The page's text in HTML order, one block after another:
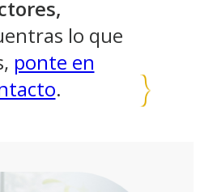
lo que
ponte en
.